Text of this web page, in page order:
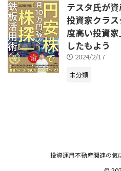
テスタ氏が資
投資家クラ
度高い投資
したもよう
2024/2/17
未分類
投資運用不動産関連の気